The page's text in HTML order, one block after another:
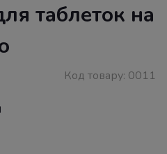
таблеток на
Код товару: 0011